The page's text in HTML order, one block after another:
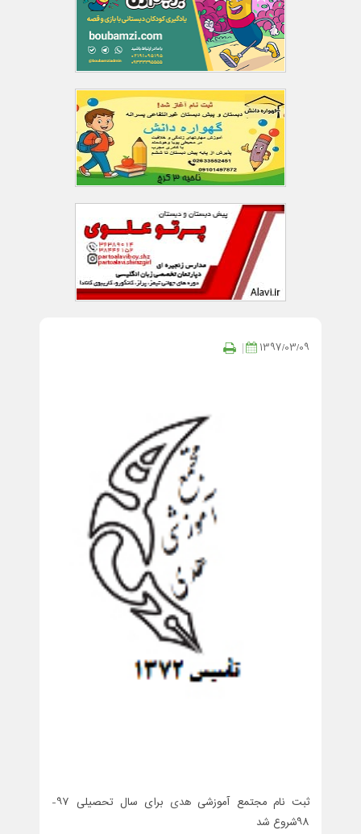
1397/03/09
ثبت نام مجتمع آموزشیهدی
برای سال تحصیلی 97-
98شروع شد